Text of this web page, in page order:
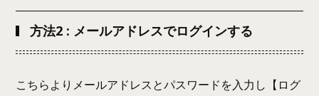
方法2 : メールアドレスでログインする
こちらよりメールアドレスとパスワードを入力し【ログ